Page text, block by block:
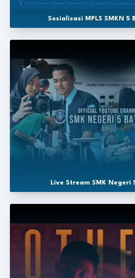
Sosialisasi MPLS SMKN 5
Live Stream SMK Negeri